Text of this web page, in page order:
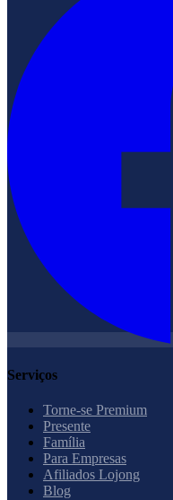
Serviços
Torne-se Premium
Presente
Família
Para Empresas
Afiliados Lojong
Blog